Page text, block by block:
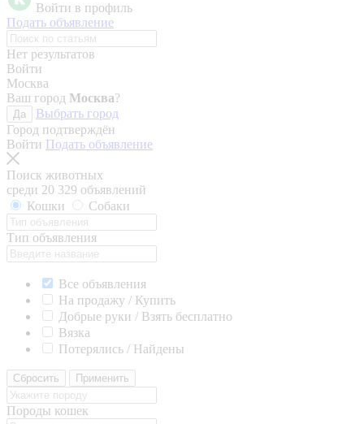
Войти в профиль
Подать объявление
Нет результатов
Войти
Москва
Ваш город Москва?
Да
Выбрать город
Город подтверждён
Войти Подать объявление
Поиск животных
среди 20 329 объявлений
Кошки
Собаки
Тип объявления
Все объявления
На продажу / Купить
Добрые руки / Взять бесплатно
Вязка
Потерялись / Найдены
Сбросить Применить
Породы кошек